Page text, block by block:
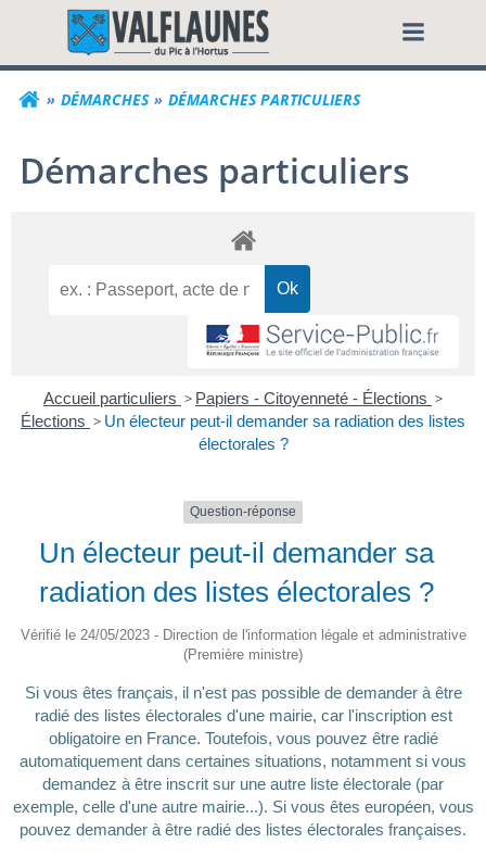
contenuCommune de
DÉMARCHES DÉMARCHES PARTICULIERS
Démarches particuliers
Accueil particuliers > Papiers - Citoyenneté - Élections >
Élections > Un électeur peut-il demander sa radiation des listes
électorales ?
Question-réponse
Un électeur peut-il demander sa
radiation des listes électorales ?
Vérifié le 24/05/2023 - Direction de l'information légale et administrative
(Première ministre)
Si vous êtes français, il n'est pas possible de demander à être
radié des listes électorales d'une mairie, car l'inscription est
obligatoire en France. Toutefois, vous pouvez être radié
automatiquement dans certaines situations, notamment si vous
demandez à être inscrit sur une autre liste électorale (par
exemple, celle d'une autre mairie...). Si vous êtes européen, vous
pouvez demander à être radié des listes électorales françaises.